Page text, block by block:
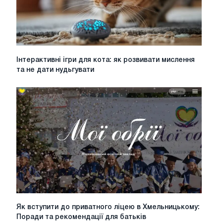
Інтерактивні
кота:
як
розвивати
мислення
та
не
дати
нудьгувати
Інтерактивні ігри для кота: як розвивати мислення
та не дати нудьгувати
Як
вступити
Як вступити до приватного ліцею в Хмельницькому:
Поради та рекомендації для батьків